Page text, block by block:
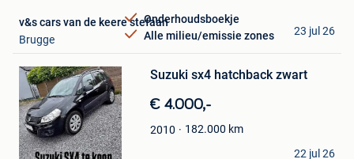
Onderhoudsboekje
Alle milieu/emissie zones
v&s cars van de keere stefaan
Brugge
23 jul 26
Bewaren
Mijn
Favorieten
Suzuki sx4 hatchback zwart
€ 4.000,-
2010 182.000 km
pieter
22 jul 26